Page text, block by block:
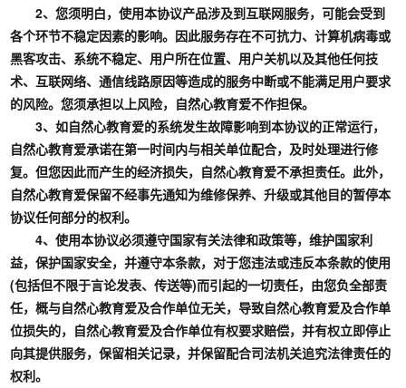
2、您须明白，使用本协议产品涉及到互联网服务，可能会受到
各个环节不稳定因素的影响。因此服务存在不可抗力、计算机病毒或
黑客攻击、系统不稳定、用户所在位置、用户关机以及其他任何技
术、互联网络、通信线路原因等造成的服务中断或不能满足用户要求
的风险。您须承担以上风险，自然心教育爱不作担保。
3、如自然心教育爱的系统发生故障影响到本协议的正常运行，
自然心教育爱承诺在第一时间内与相关单位配合，及时处理进行修
复。但您因此而产生的经济损失，自然心教育爱不承担责任。此外，
自然心教育爱保留不经事先通知为维修保养、升级或其他目的暂停本
协议任何部分的权利。
4、使用本协议必须遵守国家有关法律和政策等，维护国家利
益，保护国家安全，并遵守本条款，对于您违法或违反本条款的使用
(包括但不限于言论发表、传送等)而引起的一切责任，由您负全部责
任，概与自然心教育爱及合作单位无关，导致自然心教育爱及合作单
位损失的，自然心教育爱及合作单位有权要求赔偿，并有权立即停止
向其提供服务，保留相关记录，并保留配合司法机关追究法律责任的
权利。